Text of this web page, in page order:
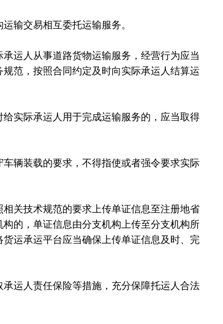
输交易相互委托运输服务。
运人从事道路货物运输服务，经营行为应当
范，按照合同约定及时向实际承运人结算运
实际承运人用于完成运输服务的，应当取得
辆装载的要求，不得指使或者强令要求实际
关技术规范的要求上传单证信息至注册地省
的，单证信息由分支机构上传至分支机构所
运承运平台应当确保上传单证信息及时、完
运人责任保险等措施，充分保障托运人合法